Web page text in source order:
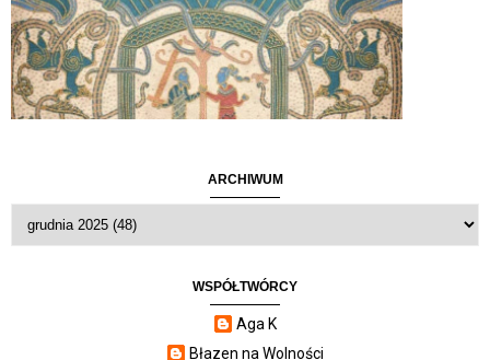
ARCHIWUM
WSPÓŁTWÓRCY
Aga K
Błazen na Wolności